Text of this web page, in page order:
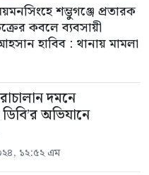
শম্ভুগঞ্জে প্রতারক
কবলে ব্যবসায়ী
হাবিব : থানায় মামলা
দমনে
অভিযানে
১২:৫২ এম